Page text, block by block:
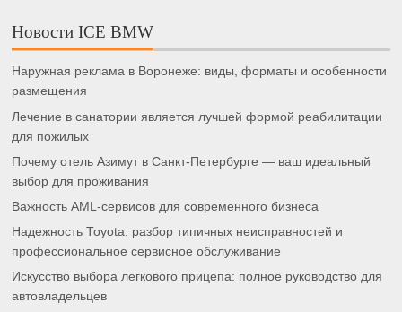
Новости ICE BMW
Наружная реклама в Воронеже: виды, форматы и особенности
размещения
Лечение в санатории является лучшей формой реабилитации
для пожилых
Почему отель Азимут в Санкт-Петербурге — ваш идеальный
выбор для проживания
Важность AML-сервисов для современного бизнеса
Надежность Toyota: разбор типичных неисправностей и
профессиональное сервисное обслуживание
Искусство выбора легкового прицепа: полное руководство для
автовладельцев